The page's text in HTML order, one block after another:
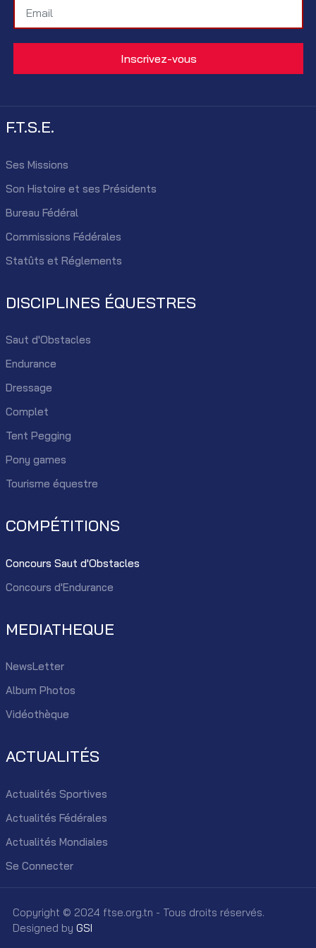
F.T.S.E.
Ses Missions
Son Histoire et ses Présidents
Bureau Fédéral
Commissions Fédérales
Statûts et Réglements
DISCIPLINES ÉQUESTRES
Saut d'Obstacles
Endurance
Dressage
Complet
Tent Pegging
Pony games
Tourisme équestre
COMPÉTITIONS
Concours Saut d'Obstacles
Concours d'Endurance
MEDIATHEQUE
NewsLetter
Album Photos
Vidéothèque
ACTUALITÉS
Actualités Sportives
Actualités Fédérales
Actualités Mondiales
Se Connecter
Copyright © 2024 ftse.org.tn - Tous droits réservés.
Designed by GSI